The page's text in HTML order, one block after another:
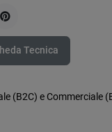
Tecnica
(B2C) e Commerciale